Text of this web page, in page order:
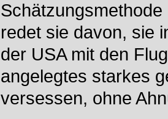
redet sie davon, sie
der USA mit den
angelegtes starkes
versessen, ohne